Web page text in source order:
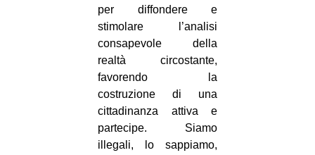
per diffondere e
stimolare l’analisi
consapevole della
realtà circostante,
favorendo la
costruzione di una
cittadinanza attiva e
partecipe. Siamo
illegali, lo sappiamo,